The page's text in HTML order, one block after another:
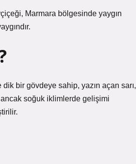
Marmara bölgesinde yaygın
bir gövdeye sahip, yazın açan sarı,
soğuk iklimlerde gelişimi